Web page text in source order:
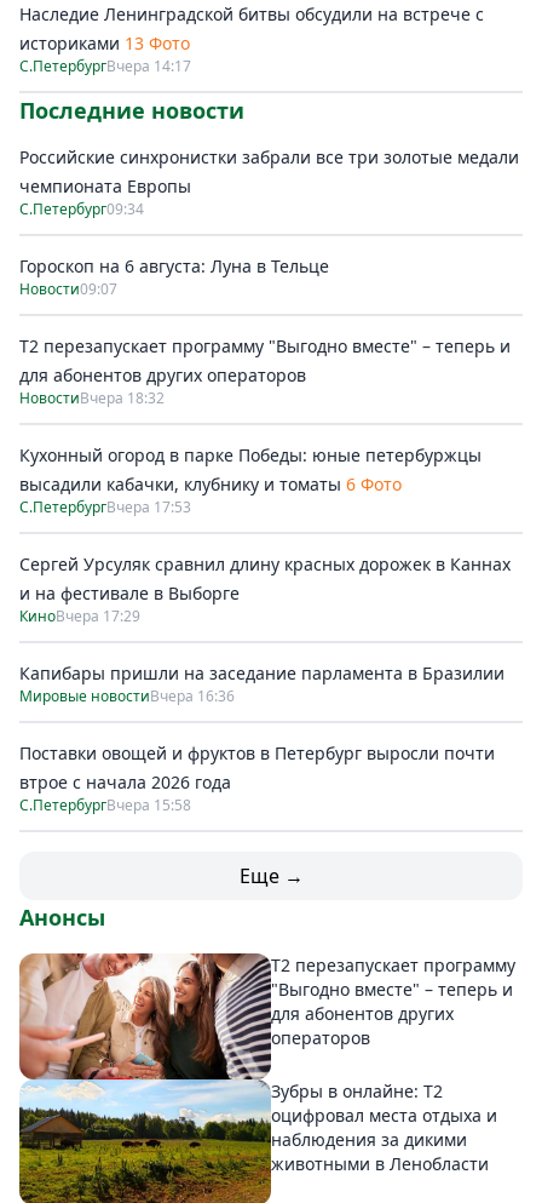
Наследие Ленинградской битвы обсудили на встрече с
историками 13 Фото
С.ПетербургВчера 14:17
Последние новости
Российские синхронистки забрали все три золотые медали
чемпионата Европы
С.Петербург09:34
Гороскоп на 6 августа: Луна в Тельце
Новости09:07
Т2 перезапускает программу "Выгодно вместе" – теперь и
для абонентов других операторов
НовостиВчера 18:32
Кухонный огород в парке Победы: юные петербуржцы
высадили кабачки, клубнику и томаты 6 Фото
С.ПетербургВчера 17:53
Сергей Урсуляк сравнил длину красных дорожек в Каннах
и на фестивале в Выборге
КиноВчера 17:29
Капибары пришли на заседание парламента в Бразилии
Мировые новостиВчера 16:36
Поставки овощей и фруктов в Петербург выросли почти
втрое с начала 2026 года
С.ПетербургВчера 15:58
Еще →
Анонсы
Т2 перезапускает программу
"Выгодно вместе" – теперь и
для абонентов других
операторов
Зубры в онлайне: Т2
оцифровал места отдыха и
наблюдения за дикими
животными в Ленобласти